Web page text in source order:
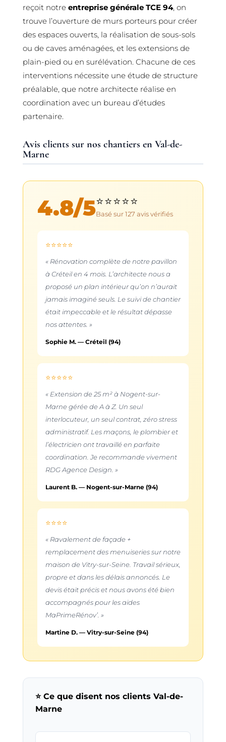
reçoit notre entreprise générale TCE 94, on
trouve l’ouverture de murs porteurs pour créer
des espaces ouverts, la réalisation de sous-sols
ou de caves aménagées, et les extensions de
plain-pied ou en surélévation. Chacune de ces
interventions nécessite une étude de structure
préalable, que notre architecte réalise en
coordination avec un bureau d’études
partenaire.
Avis clients sur nos chantiers en Val-de-
Marne
4.8/5⭐⭐⭐⭐⭐
Basé sur127 avis vérifiés
⭐⭐⭐⭐⭐
« Rénovation complète de notre pavillon
à Créteil en 4 mois. L’architecte nous a
proposé un plan intérieur qu’on n’aurait
jamais imaginé seuls. Le suivi de chantier
était impeccable et le résultat dépasse
nos attentes. »
Sophie M. — Créteil (94)
⭐⭐⭐⭐⭐
« Extension de 25 m² à Nogent-sur-
Marne gérée de A à Z. Un seul
interlocuteur, un seul contrat, zéro stress
administratif. Les maçons, le plombier et
l’électricien ont travaillé en parfaite
coordination. Je recommande vivement
RDG Agence Design. »
Laurent B. — Nogent-sur-Marne (94)
⭐⭐⭐⭐
« Ravalement de façade +
remplacement des menuiseries sur notre
maison de Vitry-sur-Seine. Travail sérieux,
propre et dans les délais annoncés. Le
devis était précis et nous avons été bien
accompagnés pour les aides
MaPrimeRénov’. »
Martine D. — Vitry-sur-Seine (94)
⭐ Ce que disent nos clients Val-de-
Marne